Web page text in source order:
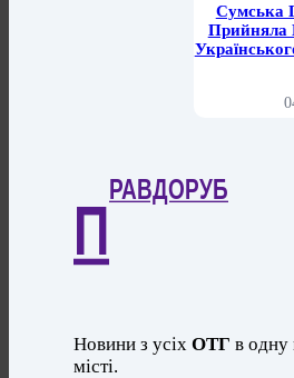
Сумська
Прийняла
П
РАВДОРУБ
Новини з усіхОТГ в одну
місті.